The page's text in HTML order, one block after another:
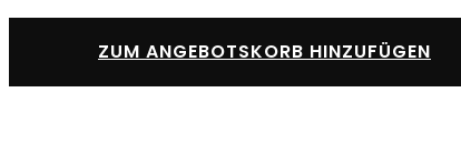
Standard
MengeZUM ANGEBOTSKORB HINZUFÜGEN